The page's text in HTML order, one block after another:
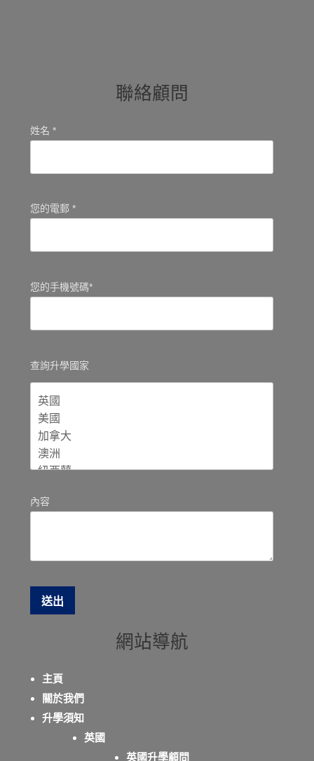
聯絡顧問
姓名 *
您的電郵 *
您的手機號碼*
查詢升學國家
內容
網站導航
主頁
關於我們
升學須知
英國
英國升學顧問